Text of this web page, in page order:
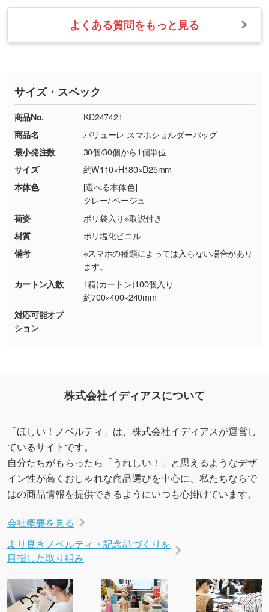
・1色印刷でグラデーションや濃淡を表現した
い
す。→詳しく見る
・コーポレートカラーを使って印刷したい／印
刷色にこだわりがある
DIC・PANTONEなどのカラーチップの指定や、
現物支給による色指定も承っております。→
しく見る
・背景がある画像からキャラクター部分だけを
シンプルな背景のデータや、使いたいキャラク
ター部分の輪郭がはっきりしているデータは切
り抜き処理が可能です。→
・持っているデータの背景が足りない／塗り足
しの作り方が分からない
印刷したいデータが印刷範囲よりも小さい場
・デザインにQRコードを入れたい／QRコード
を生成してほしい
URLをご指定いただければ、QRコードを生成
いたします。配置のご相談にも応じています。
→詳しく見る
また、お選びいただいた印刷色が本体色に合わ
ない場合や仕上がりに影響しそうな場合は、ス
タッフから別の色をご案内することもございま
・お届け時に商品が損傷・故障している場合
・ご注文と異なる商品が届いた場合
・印刷不良があった場合
※詳しくは「商品の良品基準について
ください。
【返品・交換ができない場合】
・お客様の元で商品を加工された場合、または
商品が破損した場合
・商品到着後7日以上経過している場合
・お客様のご都合による返品・交換依頼(商
品・色・数量などの注文間違い等)
業日以内に担当スタッフよりメールにてご連絡
いたします。
お急ぎの場合はお電話でのご質問も受け付けて
TEL：0422-29-9911 営業時間10:00～
18:00(土日祝日除く)
お問い合わせフォームはこちら
よくある質問をもっと見る
サイズ・スペック
商品No.
KD247421
商品名
パリューレ スマホショルダーバッグ
最小発注数
30個/30個から1個単位
サイズ
約W110×H180×D25mm
本体色
[選べる本体色]
グレー/ ベージュ
荷姿
ポリ袋入り※取説付き
材質
ポリ塩化ビニル
備考
※スマホの種類によっては入らない場合があり
ます。
カートン入数
1箱(カートン)100個入り
約700×400×240mm
対応可能オプ
ション
株式会社イディアスについて
「ほしい！ノベルティ」は、株式会社イディアスが運営し
ているサイトです。
自分たちがもらったら「うれしい！」と思えるようなデザ
イン性が高くおしゃれな商品選びを中心に、私たちならで
はの商品情報を提供できるようにいつも心掛けています。
会社概要を見る
より良きノベルティ・記念品づくりを
目指した取り組み